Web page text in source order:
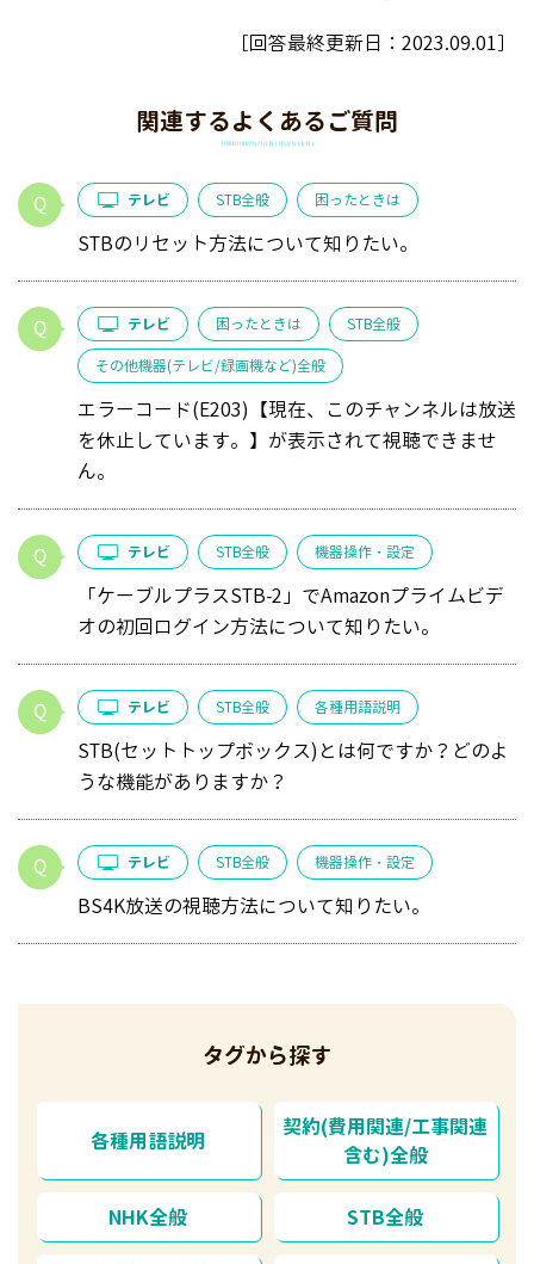
［回答最終更新日： 2023.09.01］
関連するよくあるご質問
テレビ STB全般 困ったときは
STBのリセット方法について知りたい。
テレビ 困ったときは STB全般
その他機器(テレビ/録画機など)全般
エラーコード(E203)【現在、このチャンネルは放送
を休止しています。】が表示されて視聴できませ
ん。
テレビ STB全般 機器操作・設定
「ケーブルプラスSTB-2」でAmazonプライムビデ
オの初回ログイン方法について知りたい。
テレビ STB全般 各種用語説明
STB(セットトップボックス)とは何ですか？どのよ
うな機能がありますか？
テレビ STB全般 機器操作・設定
BS4K放送の視聴方法について知りたい。
タグから探す
各種用語説明
契約(費用関連/工事関連
含む)全般
NHK全般 STB全般